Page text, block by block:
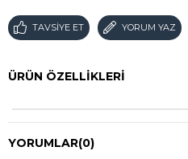
TAVSIYE ET YORUM YAZ
ÜRÜN ÖZELLIKLERI
YORUMLAR(0)